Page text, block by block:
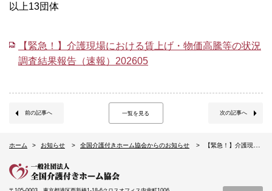
以上13団体
【緊急！】介護現場における賃上げ・物価高騰等の状況
調査結果報告（速報）202605
前の記事へ 一覧を見る 次の記事へ
ホーム お知らせ 全国介護付きホーム協会からのお知らせ 【緊急！】介護現場における賃上げ・物価高騰の状況調査（速報）について